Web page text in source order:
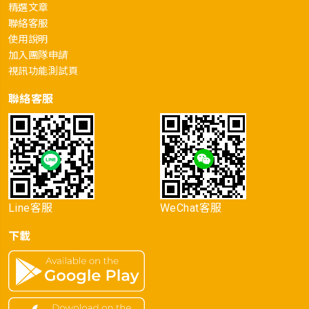
精選文章
聯絡客服
使用說明
加入團隊申請
視訊功能測試頁
聯絡客服
Line客服 WeChat客服
下載